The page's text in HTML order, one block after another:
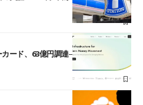
ード、63億円調達──ソニーやスタン